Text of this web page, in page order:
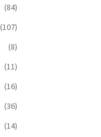
(84)
(107)
(8)
(11)
(16)
(36)
(14)